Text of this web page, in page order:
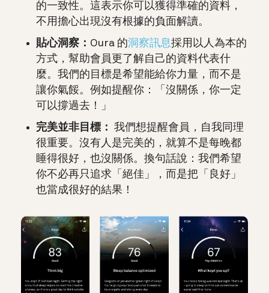
的一致性。這表示你可以獲得準確的資料，
不用擔心出現沒有根據的負面解讀。
貼心洞察： Oura 的洞察訊息採用以人為本的
方式，幫助會員更了解自己的資料代表什
麼。我們的目標是希望能給你力量，而不是
讓你氣餒。例如提醒你：「沒關係，你一定
可以撐過去！」
完美並非目標： 我們想提醒會員，自我同理
很重要。沒有人是完美的，就算不是每晚都
睡得很好，也沒關係。換句話說：我們希望
你不必再只追求「絕佳」，而是把「良好」
也當成很好的結果！